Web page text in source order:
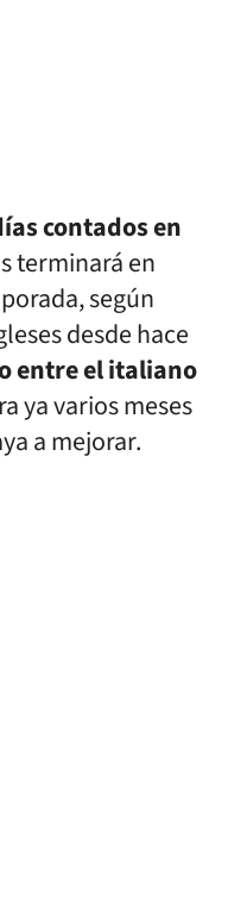
contados en
terminará en
según
desde hace
entre el italiano
ya varios meses
a mejorar.